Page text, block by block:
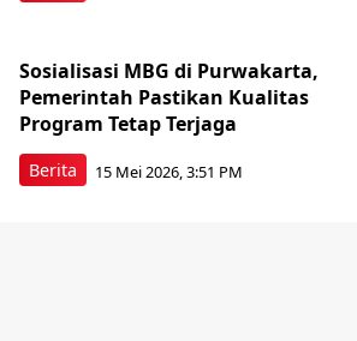
Berita
Sosialisasi MBG di Purwakarta,
Pemerintah Pastikan Kualitas
Program Tetap Terjaga
15 Mei 2026, 3:51 PM